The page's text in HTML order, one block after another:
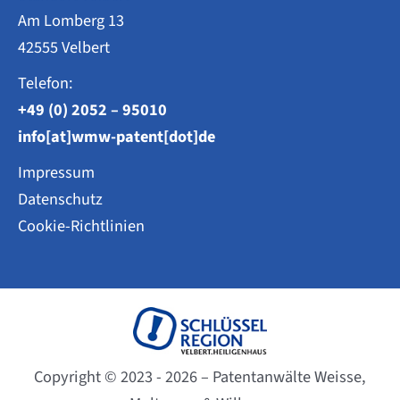
Am Lomberg 13
42555 Velbert
Telefon:
+49 (0) 2052 – 95010
info[at]wmw-patent[dot]de
Impressum
Datenschutz
Cookie-Richtlinien
Copyright © 2023 - 2026 – Patentanwälte Weisse,